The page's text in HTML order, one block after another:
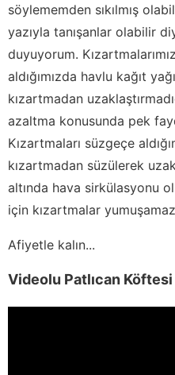
söylememden sıkılmış
yazıyla tanışanlar olabilir
duyuyorum.
aldığımızda havlu kağıt
kızartmadan
azaltma konusunda pek
Kızartmaları süzgeçe
kızartmadan süzülerek
altında hava sirkülasyonu
için kızartmalar yumuşamaz
Afiyetle kalın...
Videolu Patlıcan